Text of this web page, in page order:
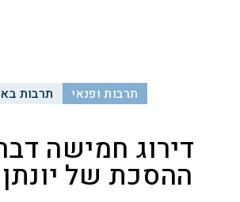
תרבות ופנאי תרבות
דירוג חמישה
ההסכת של יונתן